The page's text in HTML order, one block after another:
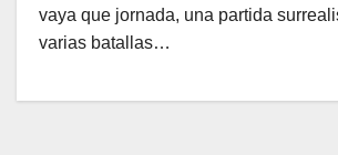
vaya que jornada, una partida
varias batallas…